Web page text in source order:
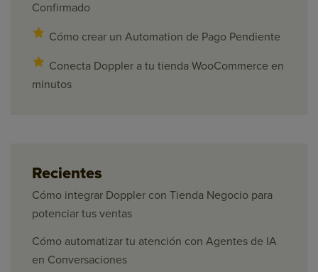
Confirmado
Cómo crear un Automation de Pago Pendiente
Conecta Doppler a tu tienda WooCommerce en
minutos
Recientes
Cómo integrar Doppler con Tienda Negocio para
potenciar tus ventas
Cómo automatizar tu atención con Agentes de IA
en Conversaciones